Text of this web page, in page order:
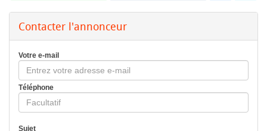
Contacter l'annonceur
Votre e-mail
Téléphone
Sujet